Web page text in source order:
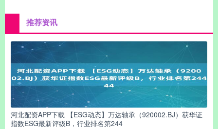
推荐资讯
河北配资APP下载 【ESG动态】万达轴承（920002.BJ）获华证
指数ESG最新评级B，行业排名第244